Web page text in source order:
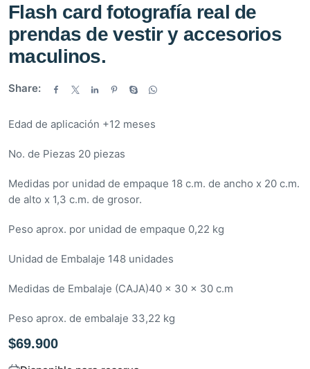
a
l
o
r
e
0
Flash card fotografía real de
prendas de vestir y accesorios
maculinos.
Share:
Edad de aplicación +12 meses
No. de Piezas 20 piezas
Medidas por unidad de empaque 18 c.m. de ancho x 20 c.m.
de alto x 1,3 c.m. de grosor.
Peso aprox. por unidad de empaque 0,22 kg
Unidad de Embalaje 148 unidades
Medidas de Embalaje (CAJA)40 x 30 x 30 c.m
Peso aprox. de embalaje 33,22 kg
$69.900